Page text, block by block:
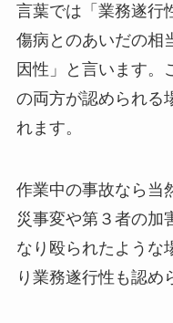
言葉では「業務遂行
傷病とのあいだの相
因性」と言います。
の両方が認められる
れます。
作業中の事故なら当
災事変や第３者の加
なり殴られたような
り業務遂行性も認め